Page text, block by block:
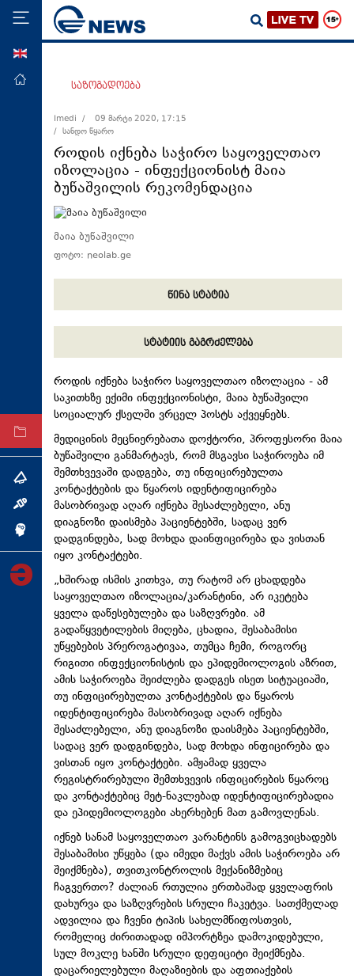
მთავარი
ეკონომიკა
მსოფლიო
ჯანდაცვა
საზოგადოება
სამართალი
ტაბლოიდი
არქივი
ინტერვიუ
საზოგადოება
Imedi /
09 მარტი 2020, 17:15
/ სანდო წყარო
როდის იქნება საჭირო საყოველთაო
იზოლაცია - ინფექციონისტ მაია
ბუწაშვილის რეკომენდაცია
მაია ბუწაშვილი
ფოტო: neolab.ge
წინა სტატია
სტატიის გაგრძელება
როდის იქნება საჭირო საყოველთაო იზოლაცია - ამ
საკითხზე ექიმი ინფექციონისტი, მაია ბუწაშვილი
სოციალურ ქსელში ვრცელ პოსტს აქვეყნებს.
მედიცინის მეცნიერებათა დოქტორი, პროფესორი მაია
ბუწაშვილი განმარტავს, რომ მსგავსი საჭიროება იმ
შემთხვევაში დადგება, თუ ინფიცირებულთა
კონტაქტების და წყაროს იდენტიფიცირება
მასობრივად აღარ იქნება შესაძლებელი, ანუ
დიაგნოზი დაისმება პაციენტებში, სადაც ვერ
დადგინდება, სად მოხდა დაინფიცირება და ვისთან
იყო კონტაქტები.
„ხშირად ისმის კითხვა, თუ რატომ არ ცხადდება
საყოველთაო იზოლაცია/კარანტინი, არ იკეტება
ყველა დაწესებულება და საზღვრები. ამ
გადაწყვეტილების მიღება, ცხადია, შესაბამისი
უწყებების პრეროგატივაა, თუმცა ჩემი, როგორც
რიგითი ინფექციონისტის და ეპიდემიოლოგის აზრით,
ამის საჭიროება შეიძლება დადგეს ისეთ სიტუაციაში,
თუ ინფიცირებულთა კონტაქტების და წყაროს
იდენტიფიცირება მასობრივად აღარ იქნება
შესაძლებელი, ანუ დიაგნოზი დაისმება პაციენტებში,
სადაც ვერ დადგინდება, სად მოხდა ინფიცირება და
ვისთან იყო კონტაქტები. ამჟამად ყველა
რეგისტრირებული შემთხვევის ინფიცირების წყაროც
და კონტაქტებიც მეტ-ნაკლებად იდენტიფიცირებადია
და ეპიდემიოლოგები ახერხებენ მათ გამოვლენას.
იქნებ სანამ საყოველთაო კარანტინს გამოგვიცხადებს
შესაბამისი უწყება (და იმედი მაქვს ამის საჭიროება არ
შეიქმნება), თვითკონტროლის მექანიზმებიც
ჩაგვერთო? ძალიან რთულია ერთბაშად ყველაფრის
დახურვა და საზღვრების სრული ჩაკეტვა. სათქმელად
ადვილია და ჩვენი ტიპის სახელმწიფოსთვის,
რომელიც ძირითადად იმპორტზეა დამოკიდებული,
სულ მოკლე ხანში სრული დეფიციტი შეიქმნება.
დაცარიელებული მაღაზიების და აფთიაქების